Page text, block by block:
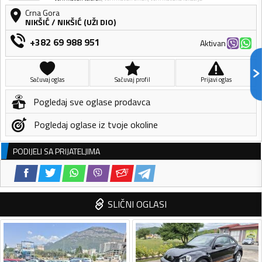
Crna Gora
NIKŠIĆ/ NIKŠIĆ (UŽI DIO)
+382 69 988 951 Aktivan
Sačuvaj oglas Sačuvaj profil Prijavi oglas
Pogledaj sve oglase prodavca
Pogledaj oglase iz tvoje okoline
PODIJELI SA PRIJATELJIMA
SLIČNI OGLASI